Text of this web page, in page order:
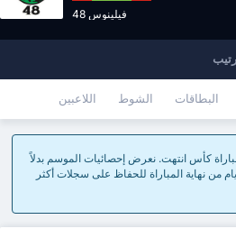
فيلينوس 48
البطاقات الشوط اللاعبين
كأس انتهت. نعرض إحصائيات الموسم بدلاً
10 مباريات بعد مرور 3 أيام من نهاية المباراة للحفاظ على سجلات أكثر